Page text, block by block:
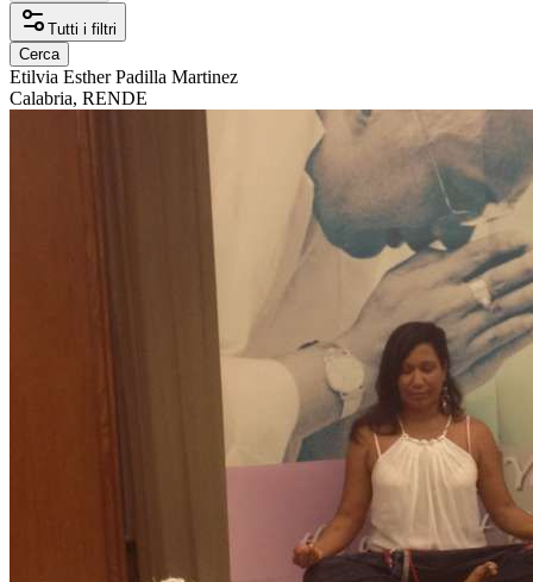
Tutti i filtri
Cerca
Etilvia Esther Padilla Martinez
Calabria, RENDE